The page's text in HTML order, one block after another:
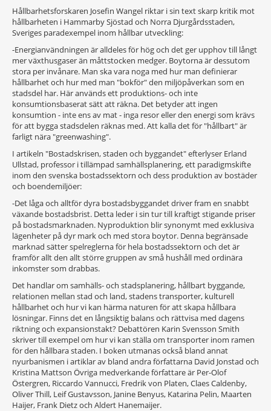
Hållbarhetsforskaren Josefin Wangel riktar i sin text skarp kritik mot
hållbarheten i Hammarby Sjöstad och Norra Djurgårdsstaden,
Sveriges paradexempel inom hållbar utveckling:
-Energianvändningen är alldeles för hög och det ger upphov till långt
mer växthusgaser än måttstocken medger. Boytorna är dessutom
stora per invånare. Man ska vara noga med hur man definierar
hållbarhet och hur med man "bokför" den miljöpåverkan som en
stadsdel har. Här används ett produktions- och inte
konsumtionsbaserat sätt att räkna. Det betyder att ingen
konsumtion - inte ens av mat - inga resor eller den energi som krävs
för att bygga stadsdelen räknas med. Att kalla det för "hållbart" är
farligt nära "greenwashing".
I artikeln "Bostadskrisen, staden och byggandet" efterlyser Erland
Ullstad, professor i tillämpad samhällsplanering, ett paradigmskifte
inom den svenska bostadssektorn och dess produktion av bostäder
och boendemiljöer:
-Det låga och alltför dyra bostadsbyggandet driver fram en snabbt
växande bostadsbrist. Detta leder i sin tur till kraftigt stigande priser
på bostadsmarknaden. Nyproduktion blir synonymt med exklusiva
lägenheter på dyr mark och med stora boytor. Denna begränsade
marknad sätter spelreglerna för hela bostadssektorn och det är
framför allt den allt större gruppen av små hushåll med ordinära
inkomster som drabbas.
Det handlar om samhälls- och stadsplanering, hållbart byggande,
relationen mellan stad och land, stadens transporter, kulturell
hållbarhet och hur vi kan härma naturen för att skapa hållbara
lösningar. Finns det en långsiktig balans och rättvisa med dagens
riktning och expansionstakt? Debattören Karin Svensson Smith
skriver till exempel om hur vi kan ställa om transporter inom ramen
för den hållbara staden. I boken utmanas också bland annat
nyurbanismen i artiklar av bland andra författarna David Jonstad och
Kristina Mattson Övriga medverkande författare är Per-Olof
Östergren, Riccardo Vannucci, Fredrik von Platen, Claes Caldenby,
Oliver Thill, Leif Gustavsson, Janine Benyus, Katarina Pelin, Maarten
Haijer, Frank Dietz och Aldert Hanemaijer.